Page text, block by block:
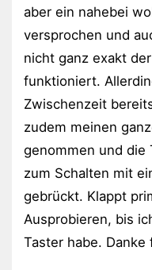
aber ein nahebei
versprochen und
nicht ganz exakt
funktioniert.
Zwischenzeit
zudem meinen
genommen und die
zum Schalten mit
gebrückt. Klappt
Ausprobieren, bis
Taster habe.